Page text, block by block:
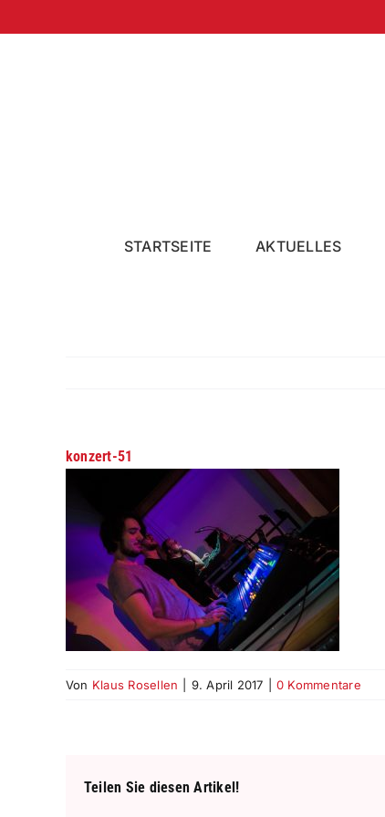
Inhalt
STARTSEITE AKTUELLES
konzert-51
Von Klaus Rosellen 9. April 2017 0 Kommentare
Teilen Sie diesen Artikel!